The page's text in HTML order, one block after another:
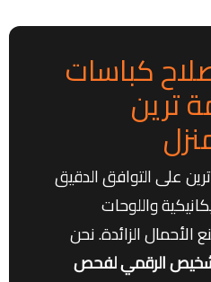
كباسات
ترين
على التوافق الدقيق
واللوحات
الأحمال الزائدة. نحن
الرقمي لفحص